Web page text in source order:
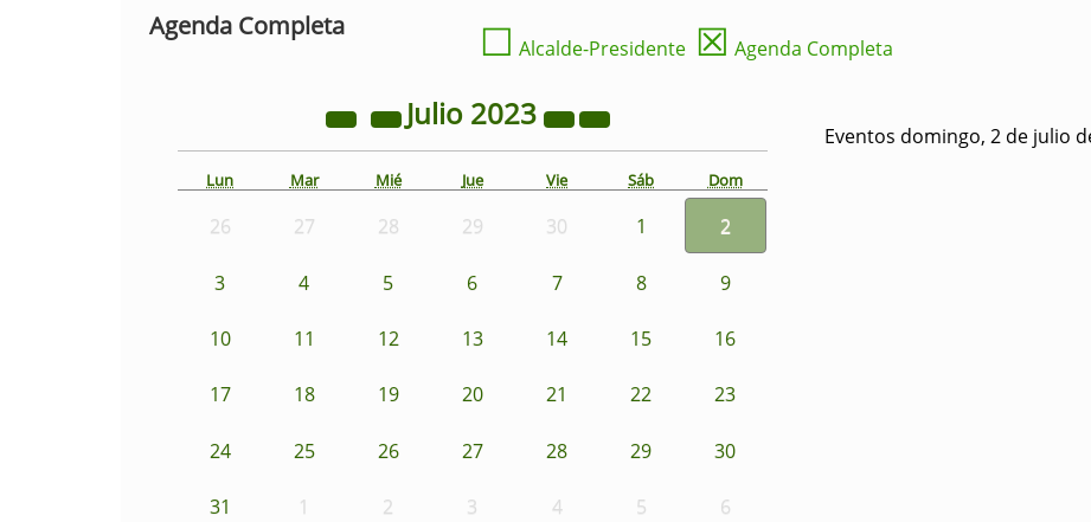
Agenda Completa ☐ Alcalde-Presidente ☒ Agenda Completa
Julio 2023
Lun Mar Mié Jue Vie Sáb Dom
26 27 28 29 30 1 2
3 4 5 6 7 8 9
10 11 12 13 14 15 16
17 18 19 20 21 22 23
24 25 26 27 28 29 30
31 1 2 3 4 5 6
Eventos domingo, 2 de julio